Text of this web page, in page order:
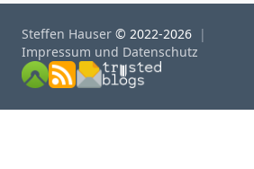
Steffen Hauser © 2022-2026
Impressum und Datenschutz